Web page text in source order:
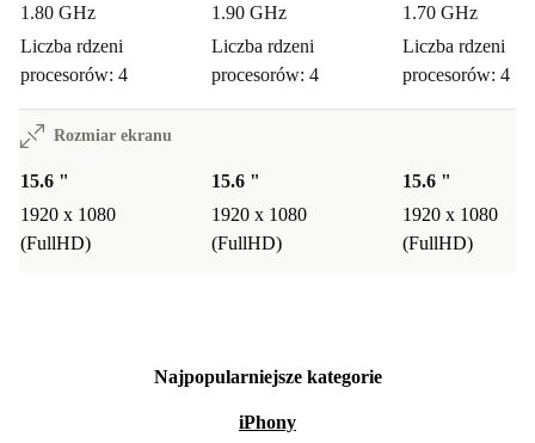
1.80 GHz
Liczba rdzeni
procesorów: 4
1.90 GHz
Liczba rdzeni
procesorów: 4
1.70 GHz
Liczba rdzeni
procesorów: 4
Rozmiar ekranu
15.6 "
1920 x 1080
(FullHD)
15.6 "
1920 x 1080
(FullHD)
15.6 "
1920 x 1080
(FullHD)
Najpopularniejsze kategorie
iPhony